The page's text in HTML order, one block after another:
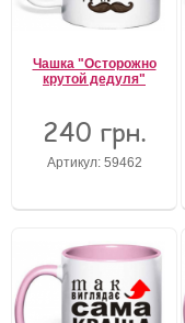
Чашка "Осторожно
крутой дедуля"
240 грн.
Артикул: 59462